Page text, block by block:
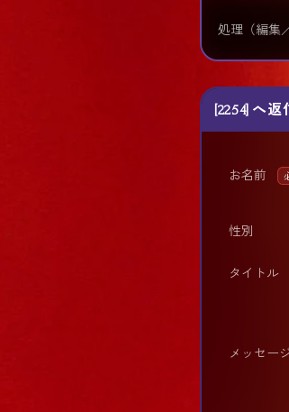
処理（編集
[2254] へ返
お名前
性別
タイトル
メッセー